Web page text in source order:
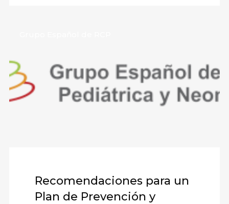
Recomendaciones para un
Plan de Prevención y